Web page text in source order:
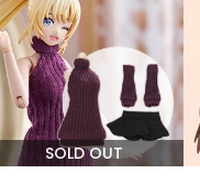
SOLD OUT